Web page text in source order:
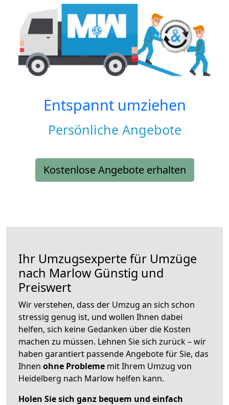
Entspannt umziehen
Persönliche Angebote
Kostenlose Angebote erhalten
Ihr Umzugsexperte für Umzüge
nach Marlow Günstig und
Preiswert
Wir verstehen, dass der Umzug an sich schon
stressig genug ist, und wollen Ihnen dabei
helfen, sich keine Gedanken über die Kosten
machen zu müssen. Lehnen Sie sich zurück – wir
haben garantiert passende Angebote für Sie, das
Ihnen ohne Probleme mit Ihrem Umzug von
Heidelberg nach Marlow helfen kann.
Holen Sie sich ganz bequem und einfach